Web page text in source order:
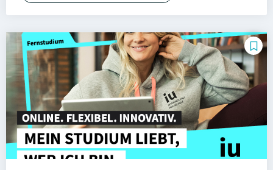
IT-Sicherheit und Forensik